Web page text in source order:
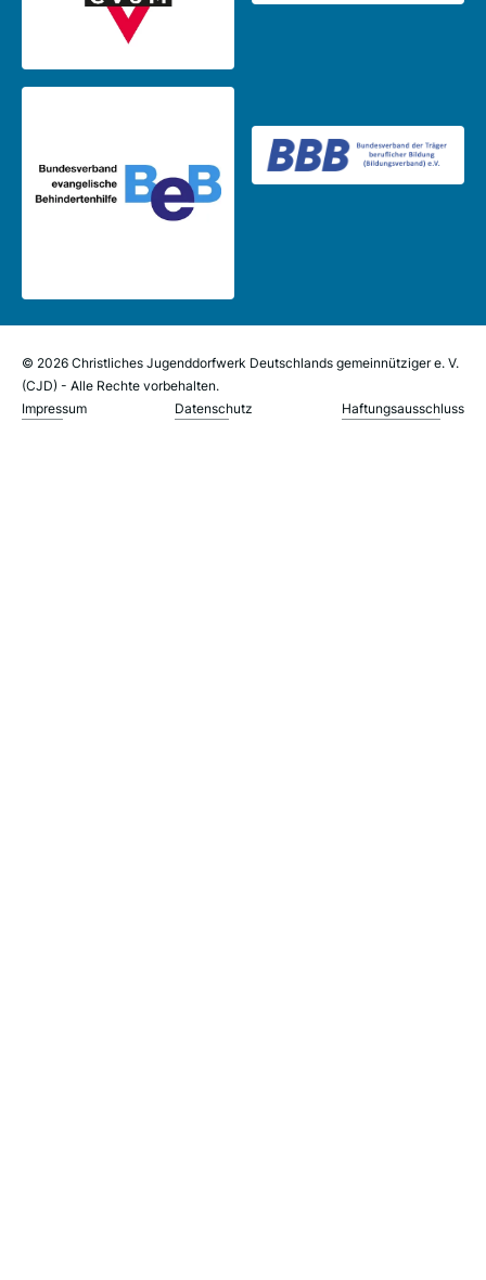
© 2026 Christliches Jugenddorfwerk Deutschlands gemeinnütziger e. V.
(CJD) - Alle Rechte vorbehalten.
Impressum
Datenschutz Haftungsausschluss